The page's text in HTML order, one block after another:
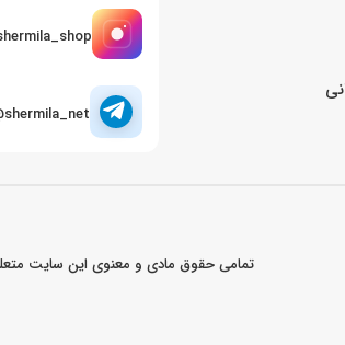
تمامی حقوق مادی و معنوی این سایت